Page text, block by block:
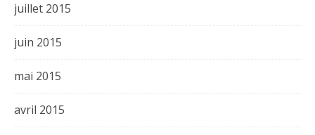
juillet 2015
juin 2015
mai 2015
avril 2015